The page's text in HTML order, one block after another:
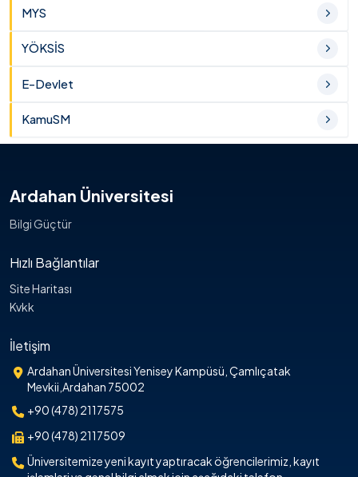
MYS
YÖKSİS
E-Devlet
KamuSM
Ardahan Üniversitesi
Bilgi Güçtür
Hızlı Bağlantılar
Site Haritası
Kvkk
İletişim
Ardahan Üniversitesi Yenisey Kampüsü, Çamlıçatak
Mevkii,Ardahan 75002
+90 (478) 2117575
+90 (478) 2117509
Üniversitemize yeni kayıt yaptıracak öğrencilerimiz, kayıt